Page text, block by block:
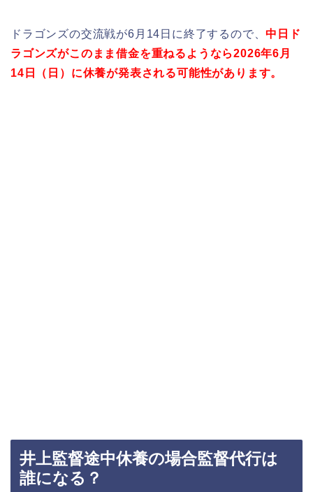
ドラゴンズの交流戦が6月14日に終了するので、中日ド
ラゴンズがこのまま借金を重ねるようなら2026年6月
14日（日 ）に休養が発表される可能性があります。
井上監督途中休養の場合監督代行は
誰になる？